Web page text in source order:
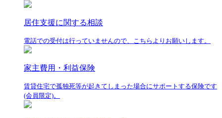
居住支援に関する相談
電話での受付は行っていませんので、こちらよりお願いします。
家主費用・利益保険
賃貸住宅で孤独死等が起きてしまった場合にサポートする保険です
(会員限定)。